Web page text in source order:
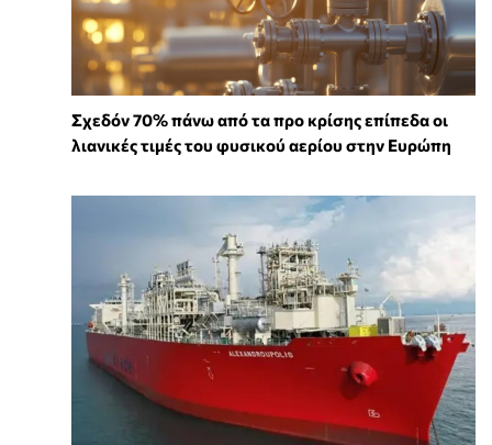
Σχεδόν 70% πάνω από τα προ κρίσης επίπεδα οι
λιανικές τιμές του φυσικού αερίου στην Ευρώπη